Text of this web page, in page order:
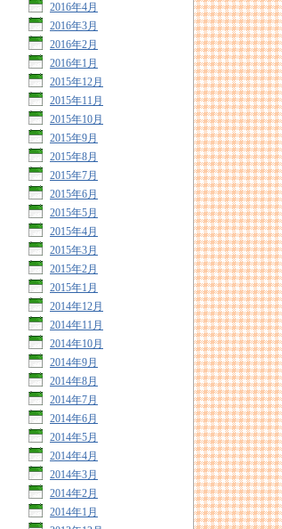
2016年4月
2016年3月
2016年2月
2016年1月
2015年12月
2015年11月
2015年10月
2015年9月
2015年8月
2015年7月
2015年6月
2015年5月
2015年4月
2015年3月
2015年2月
2015年1月
2014年12月
2014年11月
2014年10月
2014年9月
2014年8月
2014年7月
2014年6月
2014年5月
2014年4月
2014年3月
2014年2月
2014年1月